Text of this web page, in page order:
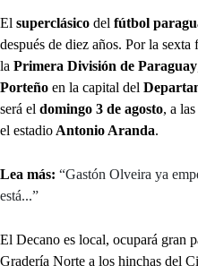
El superclásico del fútbol
después de diez años. Por la sexta
la Primera División de Paraguay
Porteño en la capital del
será el domingo 3 de agosto, a las
el estadio Antonio Aranda.
Lea más: “Gastón Olveira ya
está...”
El Decano es local, ocupará gran
Gradería Norte a los hinchas del